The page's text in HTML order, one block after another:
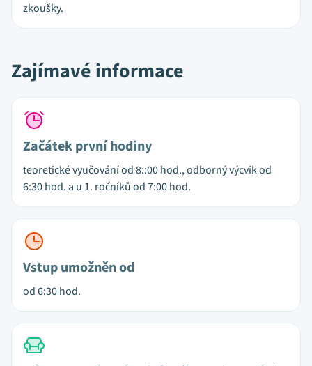
zkoušky.
Zajímavé informace
Začátek první hodiny
teoretické vyučování od 8::00 hod., odborný výcvik od
6:30 hod. a u 1. ročníků od 7:00 hod.
Vstup umožněn od
od 6:30 hod.